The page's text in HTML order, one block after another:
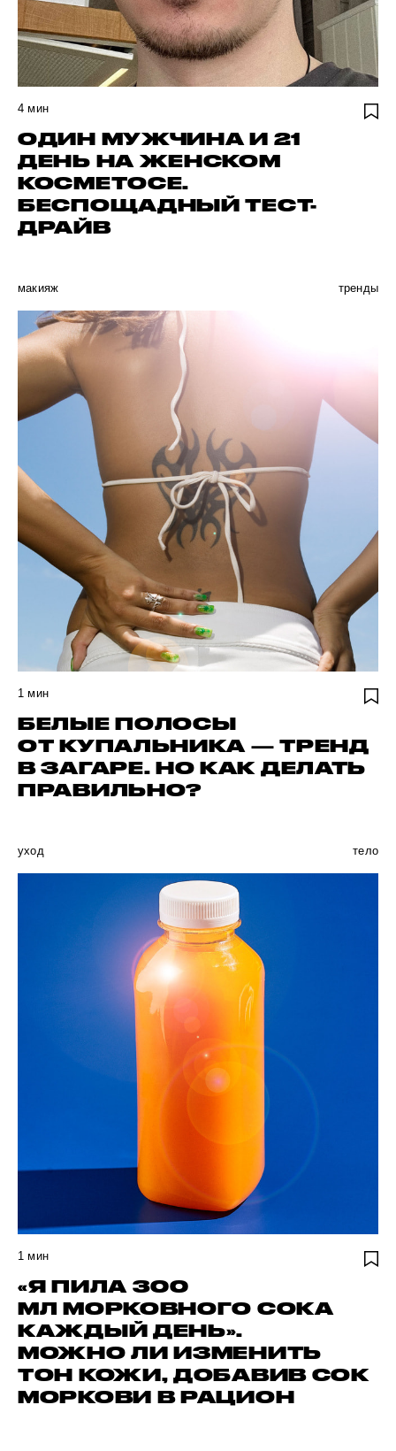
4 мин
ОДИН МУЖЧИНА И 21
ДЕНЬ НА ЖЕНСКОМ
КОСМЕТОСЕ.
БЕСПОЩАДНЫЙ ТЕСТ-
ДРАЙВ
макияж тренды
1 мин
БЕЛЫЕ ПОЛОСЫ
ОТ КУПАЛЬНИКА — ТРЕНД
В ЗАГАРЕ. НО КАК ДЕЛАТЬ
ПРАВИЛЬНО?
уход тело
1 мин
«Я ПИЛА 300
МЛ МОРКОВНОГО СОКА
КАЖДЫЙ ДЕНЬ».
МОЖНО ЛИ ИЗМЕНИТЬ
ТОН КОЖИ, ДОБАВИВ СОК
МОРКОВИ В РАЦИОН